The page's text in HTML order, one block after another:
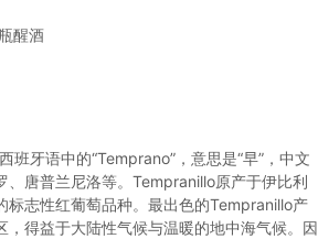
醒酒
班牙语中的“Temprano”，意思是“早”，中文
、唐普兰尼洛等。Tempranillo原产于伊比利
标志性红葡萄品种。最出色的Tempranillo产
，得益于大陆性气候与温暖的地中海气候。因